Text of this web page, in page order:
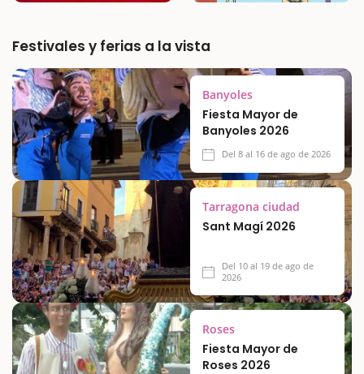
Festivales y ferias a la vista
Banyoles
Fiesta Mayor de
Banyoles 2026
Del 8 al 16 de ago de 2026
Tarragona ciudad
Sant Magí 2026
Del 10 al 19 de ago de
2026
Roses
Fiesta Mayor de
Roses 2026